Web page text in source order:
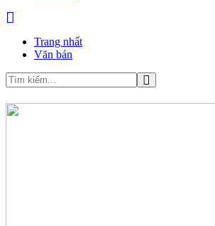
Trang nhất
Văn bản